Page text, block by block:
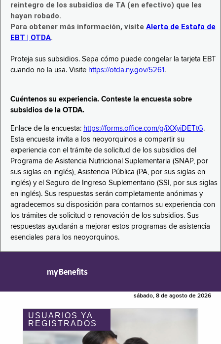
reintegro de los subsidios de TA (en efectivo) que les
hayan robado.
Para obtener más información, visite Alerta de Estafa de
EBT | OTDA.
Proteja sus subsidios. Sepa cómo puede congelar la tarjeta EBT
cuando no la usa. Visite https://otda.ny.gov/5261 .
Cuéntenos su experiencia. Conteste la encuesta sobre
subsidios de la OTDA.
Enlace de la encuesta: https://forms.office.com/g/iXXyiDETtG.
Esta encuesta invita a los neoyorquinos a compartir su
experiencia con el trámite de solicitud de los subsidios del
Programa de Asistencia Nutricional Suplementaria (SNAP, por
sus siglas en inglés), Asistencia Pública (PA, por sus siglas en
inglés) y el Seguro de Ingreso Suplementario (SSI, por sus siglas
en inglés). Sus respuestas serán completamente anónimas y
agradecemos su disposición para contarnos su experiencia con
los trámites de solicitud o renovación de los subsidios. Sus
respuestas ayudarán a mejorar estos programas de asistencia
esenciales para los neoyorquinos.
myBenefits
sábado, 8 de agosto de 2026
USUARIOS YA
REGISTRADOS